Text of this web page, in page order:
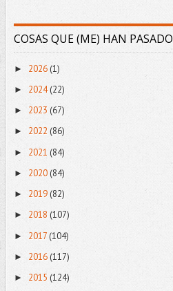
COSAS QUE (ME) HAN PASADO
► 2026 (1)
► 2024(22)
► 2023 (67)
► 2022 (86)
► 2021 (84)
► 2020(84)
► 2019 (82)
► 2018 (107)
► 2017(104)
► 2016 (117)
► 2015 (124)